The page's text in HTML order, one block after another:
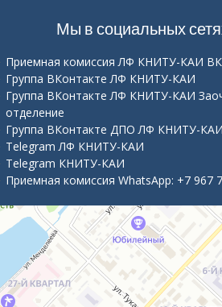
Мы в социальных
Приемная комиссия ЛФ КНИТУ-КАИ
Группа ВКонтакте ЛФ КНИТУ-КАИ
Группа ВКонтакте ЛФ КНИТУ-КАИ
отделение
Группа ВКонтакте ДПО ЛФ КНИТУ-КАИ
Telegram ЛФ КНИТУ-КАИ
Telegram КНИТУ-КАИ
Приемная комиссия WhatsApp: +7 967